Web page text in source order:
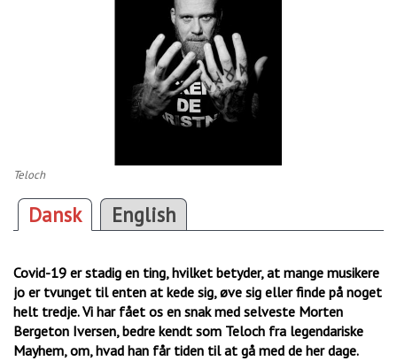
Teloch
Dansk English
Covid-19 er stadig en ting, hvilket betyder, at mange musikere
jo er tvunget til enten at kede sig, øve sig eller finde på noget
helt tredje. Vi har fået os en snak med selveste Morten
Bergeton Iversen, bedre kendt som Teloch fra legendariske
Mayhem, om, hvad han får tiden til at gå med de her dage.